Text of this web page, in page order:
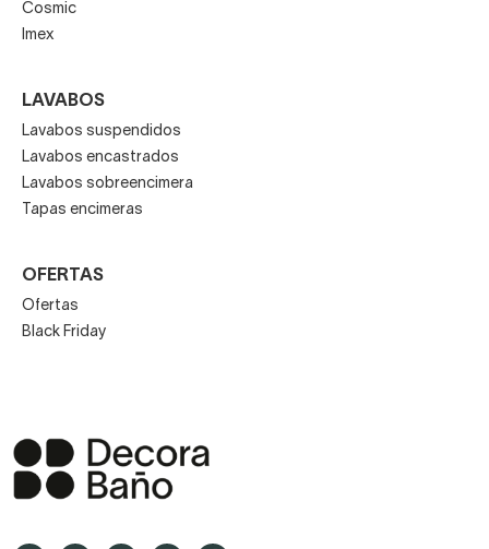
Cosmic
Imex
LAVABOS
Lavabos suspendidos
Lavabos encastrados
Lavabos sobreencimera
Tapas encimeras
OFERTAS
Ofertas
Black Friday